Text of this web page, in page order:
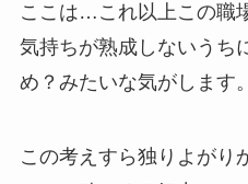
ここは…これ以上この職
気持ちが熟成しないうち
め？みたいな気がします。
この考えすら独りよがり